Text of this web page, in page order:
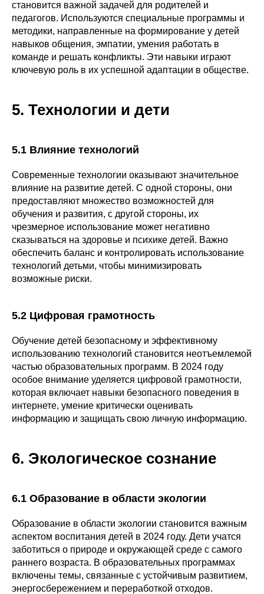
становится важной задачей для родителей и
педагогов. Используются специальные программы и
методики, направленные на формирование у детей
навыков общения, эмпатии, умения работать в
команде и решать конфликты. Эти навыки играют
ключевую роль в их успешной адаптации в обществе.
5. Технологии и дети
5.1 Влияние технологий
Современные технологии оказывают значительное
влияние на развитие детей. С одной стороны, они
предоставляют множество возможностей для
обучения и развития, с другой стороны, их
чрезмерное использование может негативно
сказываться на здоровье и психике детей. Важно
обеспечить баланс и контролировать использование
технологий детьми, чтобы минимизировать
возможные риски.
5.2 Цифровая грамотность
Обучение детей безопасному и эффективному
использованию технологий становится неотъемлемой
частью образовательных программ. В 2024 году
особое внимание уделяется цифровой грамотности,
которая включает навыки безопасного поведения в
интернете, умение критически оценивать
информацию и защищать свою личную информацию.
6. Экологическое сознание
6.1 Образование в области экологии
Образование в области экологии становится важным
аспектом воспитания детей в 2024 году. Дети учатся
заботиться о природе и окружающей среде с самого
раннего возраста. В образовательных программах
включены темы, связанные с устойчивым развитием,
энергосбережением и переработкой отходов.